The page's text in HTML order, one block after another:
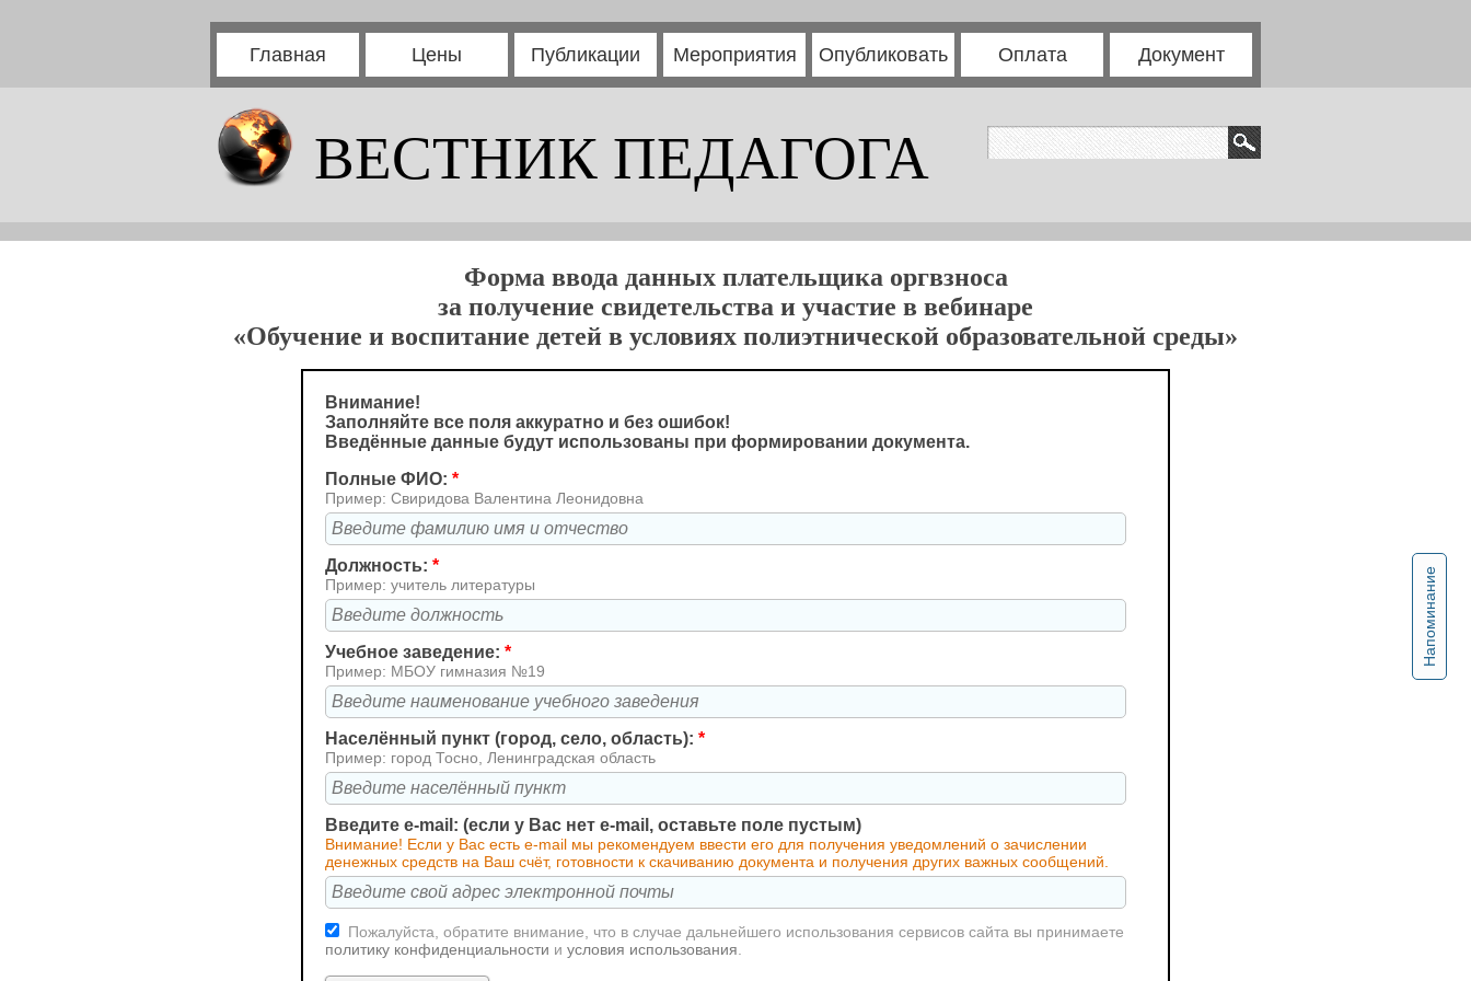
Главная Цены Публикации Мероприятия Опубликовать Оплата Документ
ВЕСТНИК ПЕДАГОГА
Напоминание
Форма ввода данных плательщика оргвзноса
за получение свидетельства и участие в вебинаре
«Обучение и воспитание детей в условиях полиэтнической образовательной среды»
Внимание!
Заполняйте все поля аккуратно и без ошибок!
Введённые данные будут использованы при формировании документа.
Полные ФИО: *
Пример: Свиридова Валентина Леонидовна
Должность: *
Пример: учитель литературы
Учебное заведение: *
Пример: МБОУ гимназия №19
Населённый пункт (город, село, область): *
Пример: город Тосно, Ленинградская область
Введите e-mail: (если у Вас нет e-mail, оставьте поле пустым)
Внимание! Если у Вас есть e-mail мы рекомендуем ввести его для получения уведомлений о зачислении
денежных средств на Ваш счёт, готовности к скачиванию документа и получения других важных сообщений.
Пожалуйста, обратите внимание, что в случае дальнейшего использования сервисов сайта вы принимаете
политику конфиденциальности и условия использования